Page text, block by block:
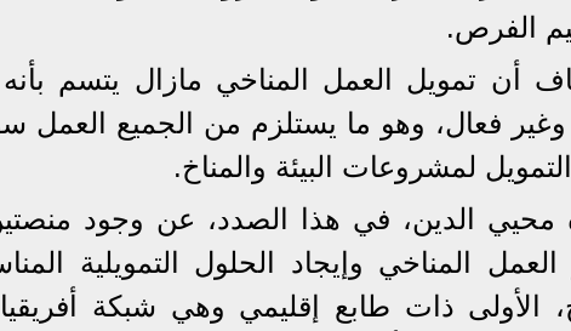
الفرص.
أن تمويل العمل المناخي مازال يتسم
فعال، وهو ما يستلزم من الجميع العمل
لمشروعات البيئة والمناخ.
محيي الدين، في هذا الصدد، عن وجود
العمل المناخي وإيجاد الحلول التمويلية
الأولى ذات طابع إقليمي وهي شبكة أفريقيا